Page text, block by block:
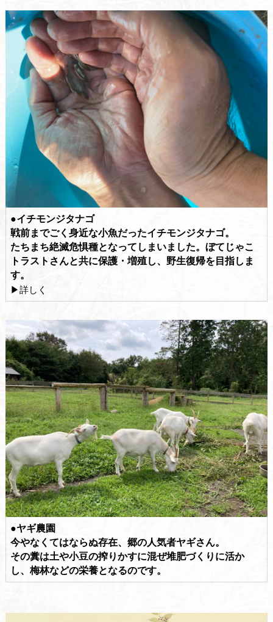
●イチモンジタナゴ
戦前までごく身近な小魚だったイチモンジタナゴ。
たちまち絶滅危惧種となってしまいました。ぼてじゃこ
トラストさんと共に保護・増殖し、野生復帰を目指しま
す。
▶詳しく
●ヤギ農園
今やなくてはならぬ存在、郷の人気者ヤギさん。
その糞は土や小豆の搾りかすに混ぜ堆肥づくりに活か
し、梅林などの栄養となるのです。